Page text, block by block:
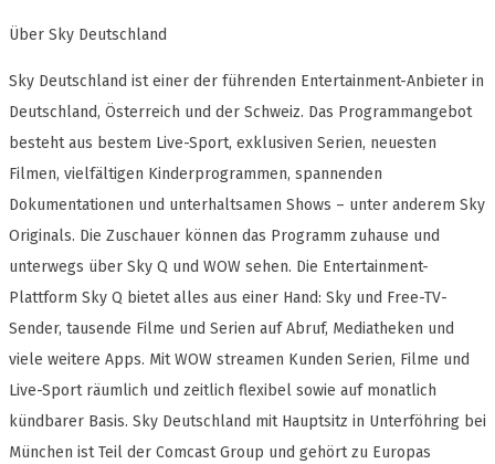
Über Sky Deutschland
Sky Deutschland ist einer der führenden Entertainment-Anbieter in
Deutschland, Österreich und der Schweiz. Das Programmangebot
besteht aus bestem Live-Sport, exklusiven Serien, neuesten
Filmen, vielfältigen Kinderprogrammen, spannenden
Dokumentationen und unterhaltsamen Shows – unter anderem Sky
Originals. Die Zuschauer können das Programm zuhause und
unterwegs über Sky Q und WOW sehen. Die Entertainment-
Plattform Sky Q bietet alles aus einer Hand: Sky und Free-TV-
Sender, tausende Filme und Serien auf Abruf, Mediatheken und
viele weitere Apps. Mit WOW streamen Kunden Serien, Filme und
Live-Sport räumlich und zeitlich flexibel sowie auf monatlich
kündbarer Basis. Sky Deutschland mit Hauptsitz in Unterföhring bei
München ist Teil der Comcast Group und gehört zu Europas